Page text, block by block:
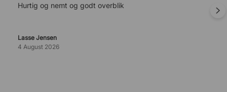
Hurtig og nemt og godt overblik
Lasse Jensen
4 August 2026